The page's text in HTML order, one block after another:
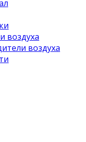
воздуха
воздуха